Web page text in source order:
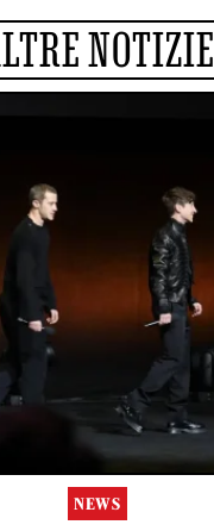
NOTIZIE
NEWS